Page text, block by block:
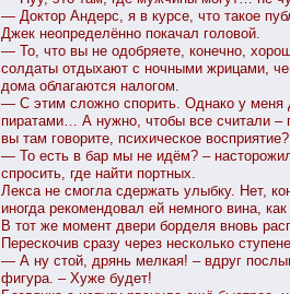
— Доктор Андерс, я в курсе, что такое
Джек неопределённо покачал головой.
— То, что вы не одобряете, конечно,
солдаты отдыхают с ночными жрицами,
дома облагаются налогом.
— С этим сложно спорить. Однако у меня
пиратами… А нужно, чтобы все считали –
вы там говорите, психическое
— То есть в бар мы не идём? –
спросить, где найти портных.
Лекса не смогла сдержать улыбку. Нет,
иногда рекомендовал ей немного вина,
В тот же момент двери борделя вновь
Перескочив сразу через несколько
— А ну стой, дрянь мелкая! – вдруг
фигура. – Хуже будет!